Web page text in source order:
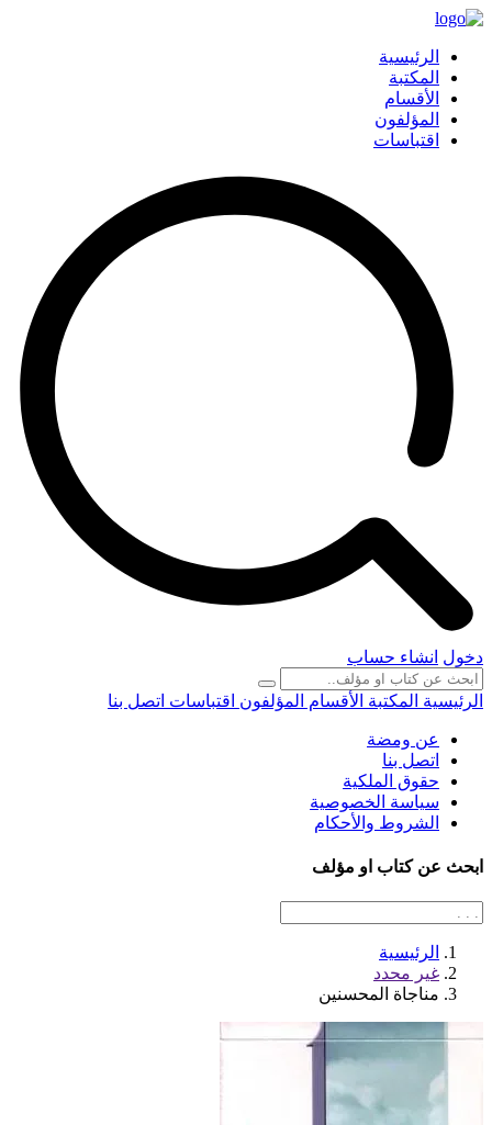
الرئيسية
المكتبة
الأقسام
المؤلفون
اقتباسات
دخول انشاء حساب
الرئيسية المكتبة الأقسام المؤلفون اقتباسات اتصل بنا
عن ومضة
اتصل بنا
حقوق الملكية
سياسة الخصوصية
الشروط والأحكام
ابحث عن كتاب او مؤلف
الرئيسية
غير محدد
مناجاة المحسنين